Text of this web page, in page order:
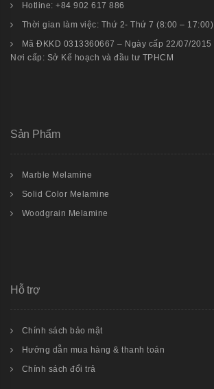
Hotline: +84 902 617 886
Thời gian làm việc: Thứ 2- Thứ 7 (8:00 – 17:00)
Mã ĐKKD 0313360667 – Ngày cấp 22/07/2015
Nơi cấp: Sở Kế hoạch và đầu tư TPHCM
Sản Phẩm
Marble Melamine
Solid Color Melamine
Woodgrain Melamine
Hỗ trợ
Chính sách bảo mật
Hướng dẫn mua hàng & thanh toán
Chính sách đổi trả